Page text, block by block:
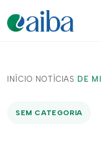
INÍCIO/ NOTÍCIAS / DE
SEM CATEGORIA